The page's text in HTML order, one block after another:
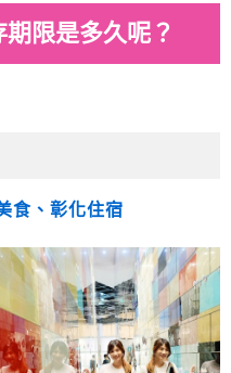
限是多久呢？
食、彰化住宿